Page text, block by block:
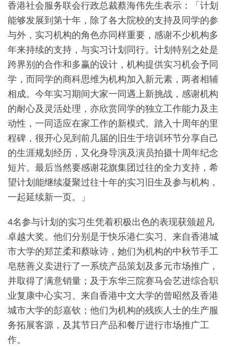
香港社会服务联会行政总裁蔡海伟先生表示：「计划
能够发展到第十年，除了各大院校的支持及同学的参
与外，实习机构的角色亦同样重要，感谢不少机构多
年来持续的支持，与实习计划同行。计划特别之处是
跨界别的合作和多赢的设计，机构提供实习机会予同
学，而同学的商科思维为机构加入新元素，两者相辅
相成。今年实习期间大家一同遇上新挑战，感谢机构
的耐心及灵活处理，亦欣赏同学的独立工作能力及主
动性，一同适应在家工作的新模式。踏入十周年的里
程碑，很开心见到前几届的旧生于培训环节分享自己
的生涯规划经历，又化身导演及演员拍摄十周年纪念
短片。最后当然要感谢花旗集团过往的全力支持，希
望计划能继续凝聚过往十年的实习旧生及参与机构，
一起延续新一页。」
4名参与计划的实习生凭着积极出色的表现获颁超凡
卓越大奖。他们分别是于快乐港仁实习、来自香港城
市大学的郑芷柔和蔡咏诗，她们为机构的中秋节手工
皂慈善义卖进行了一系统产品策划及多元市场推广，
并取得了满意销量；及于东华三院赛马会艺进综合职
业复康中心实习、来自香港中文大学的曾昭然及香港
城市大学的彭嘉钦；他们为机构的残疾人士的生产服
务拓展客源，及其节日产品和餐厅进行市场推广工
作。